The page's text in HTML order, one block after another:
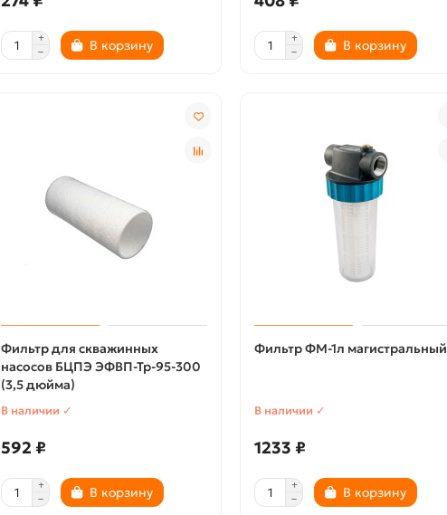
В корзину В корзину
Фильтр для скважинных
насосов БЦПЭ ЭФВП-Тр-95-300
(3,5 дюйма)
В наличии ✓
592 ₽
В корзину
Фильтр ФМ-1л магистральный
В наличии ✓
1233 ₽
В корзину